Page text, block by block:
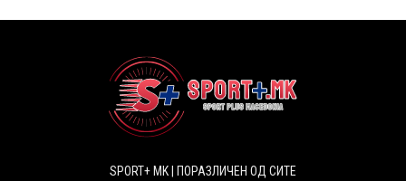
SPORT+ MK | ПОРАЗЛИЧЕН ОД СИТЕ